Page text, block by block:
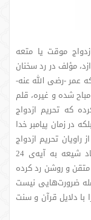
موقت یا متعه
مؤلف در رد سخنان
عمر -رضی الله عنه-
شده و غیره، قلم
که تحریم ازدواج
در زمان پیامبر خدا
تحریم ازدواج
موقت خود علی -رضی الله عنه- است؛ و استناد شیعه به آیه‌ی 24
متقن و روشن رد کرده
ضرورت‌هایی نیست
با دلایل قرآن و سنت